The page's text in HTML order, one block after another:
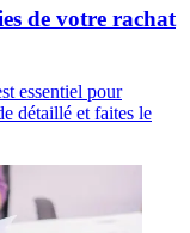
de votre rachat
essentiel pour
détaillé et faites le